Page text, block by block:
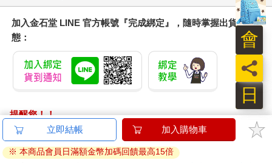
加入金石堂 LINE 官方帳號『完成綁定』，隨時掌握出貨動
態：
提醒您！！
金石堂及銀行均不會請您操作ATM! 如接獲電話要求您前往
ATM提款機，請不要聽從指示，以免受騙上當！
立即結帳 加入購物車
※ 本商品會員日滿額金幣加碼回饋最高15倍
日
員
會